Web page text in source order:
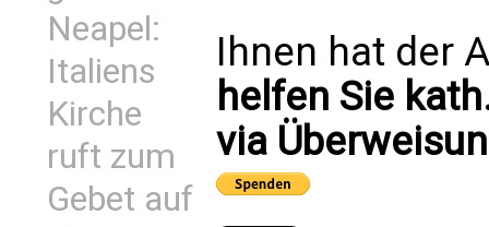
Neapel:
Italiens
Kirche
ruft zum
Gebet auf
Ihnen hat der
helfen Sie
via